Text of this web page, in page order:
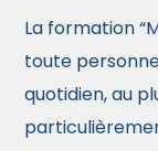
La formation
toute
quotidien, au